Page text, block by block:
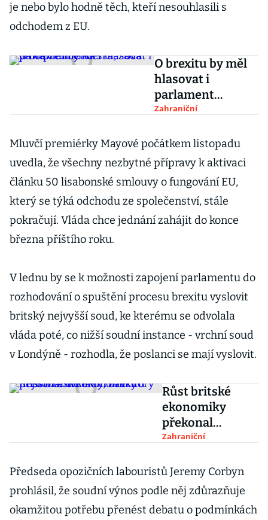
je nebo bylo hodně těch, kteří nesouhlasili s
odchodem z EU.
O brexitu by měl
hlasovat i
parlament
Skotska, žádá
Zahraniční
Mluvčí premiérky Mayové počátkem listopadu
uvedla, že všechny nezbytné přípravy k aktivaci
článku 50 lisabonské smlouvy o fungování EU,
který se týká odchodu ze společenství, stále
pokračují. Vláda chce jednání zahájit do konce
března příštího roku.
V lednu by se k možnosti zapojení parlamentu do
rozhodování o spuštění procesu brexitu vyslovit
britský nejvyšší soud, ke kterému se odvolala
vláda poté, co nižší soudní instance - vrchní soud
v Londýně - rozhodla, že poslanci se mají vyslovit.
Růst britské
ekonomiky
překonal
odhady,
nejistotám
kolem brexitu
Zahraniční
Předseda opozičních labouristů Jeremy Corbyn
prohlásil, že soudní výnos podle něj zdůrazňuje
okamžitou potřebu přenést debatu o podmínkách